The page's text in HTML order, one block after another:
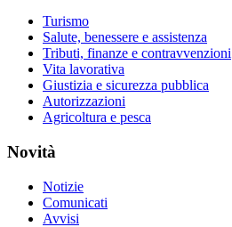
Turismo
Salute, benessere e assistenza
Tributi, finanze e contravvenzioni
Vita lavorativa
Giustizia e sicurezza pubblica
Autorizzazioni
Agricoltura e pesca
Novità
Notizie
Comunicati
Avvisi